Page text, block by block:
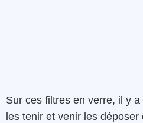
Sur ces filtres en verre, il y
les tenir et venir les déposer